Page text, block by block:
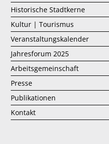
Historische Stadtkerne
Kultur | Tourismus
Veranstaltungskalender
Jahresforum 2025
Arbeitsgemeinschaft
Presse
Publikationen
Kontakt